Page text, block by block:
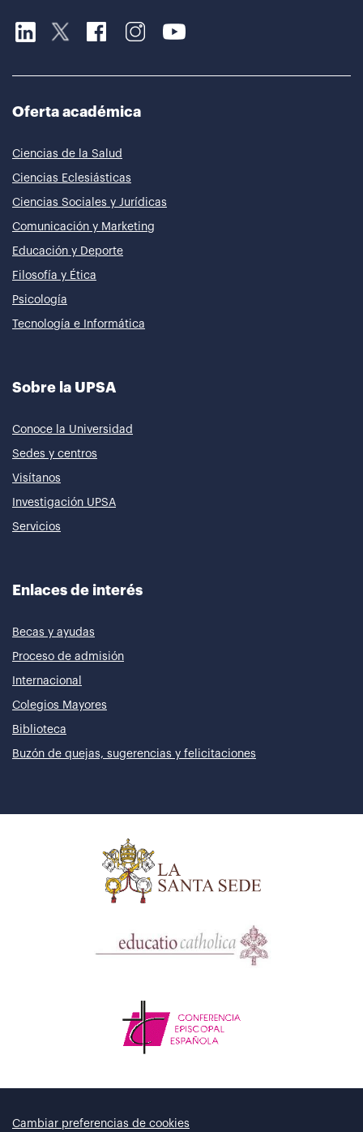
Oferta académica
Ciencias de la Salud
Ciencias Eclesiásticas
Ciencias Sociales y Jurídicas
Comunicación y Marketing
Educación y Deporte
Filosofía y Ética
Psicología
Tecnología e Informática
Sobre la UPSA
Conoce la Universidad
Sedes y centros
Visítanos
Investigación UPSA
Servicios
Enlaces de interés
Becas y ayudas
Proceso de admisión
Internacional
Colegios Mayores
Biblioteca
Buzón de quejas, sugerencias y felicitaciones
Cambiar preferencias de cookies